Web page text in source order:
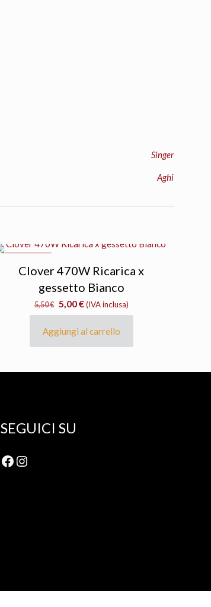
Singer
Aghi
Clover 470W Ricarica x
gessetto Bianco
5,50€ Il
prezzo
originale
era:
5,00€Il
prezzo
attuale
(IVA inclusa)
Aggiungi al carrello
SEGUICI SU
Facebook
Instagram